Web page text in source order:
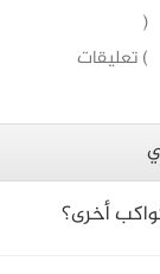
(
) تعليقات
أخرى؟